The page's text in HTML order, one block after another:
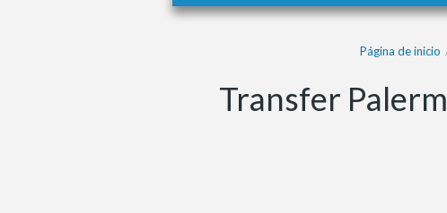
Página de inicio
Transfer